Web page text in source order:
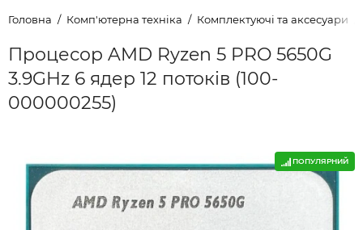
Головна Комп'ютерна техніка Комплектуючі та аксесуари
Процесор AMD Ryzen 5 PRO 5650G
3.9GHz 6 ядер 12 потоків (100-
000000255)
ПОПУЛЯРНИЙ